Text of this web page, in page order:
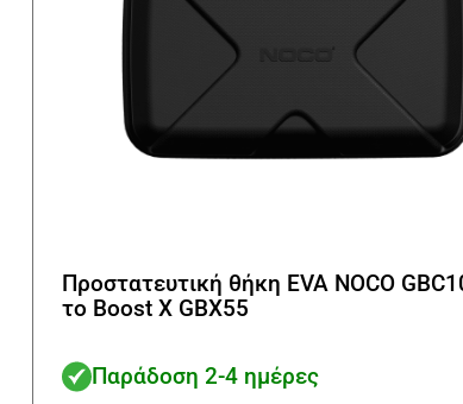
Προστατευτική θήκη EVA NOCO
το Boost X GBX55
Παράδοση 2-4 ημέρες